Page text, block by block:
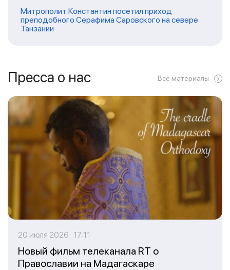
Митрополит Константин посетил приход
преподобного Серафима Саровского на севере
Танзании
Пресса о нас Все материалы
20 июля 2026 17:11
Новый фильм телеканала RT о
Православии на Мадагаскаре